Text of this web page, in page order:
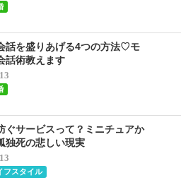
話を盛りあげる4つの方法♡モ
話術教えます
ぐサービスって？ミニチュアか
独死の悲しい現実
フスタイル